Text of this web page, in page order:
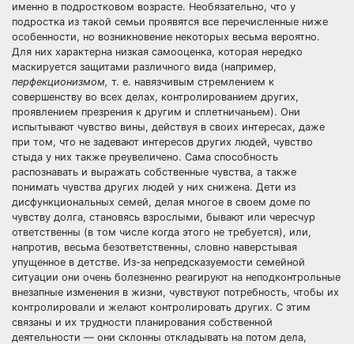
именно в подростковом возрасте. Необязательно, что у
подростка из такой семьи проявятся все перечисленные ниже
особенности, но возникновение некоторых весьма вероятно.
Для них характерна низкая самооценка, которая нередко
маскируется защитами различного вида (например,
перфекционизмом, т. е. навязчивым стремлением к
совершенству во всех делах, контролированием других,
проявлением презрения к другим и сплетничаньем). Они
испытывают чувство вины, действуя в своих интересах, даже
при том, что не задевают интересов других людей, чувство
стыда у них также преувеличено. Сама способность
распознавать и выражать собственные чувства, а также
понимать чувства других людей у них снижена. Дети из
дисфункциональных семей, делая многое в своем доме по
чувству долга, становясь взрослыми, бывают или чересчур
ответственны (в том числе когда этого не требуется), или,
напротив, весьма безответственны, словно наверстывая
упущенное в детстве. Из-за непредсказуемости семейной
ситуации они очень болезненно реагируют на неподконтрольные
внезапные изменения в жизни, чувствуют потребность, чтобы их
контролировали и желают контролировать других. С этим
связаны и их трудности планирования собственной
деятельности — они склонны откладывать на потом дела,